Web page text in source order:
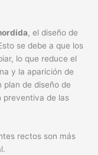
, el diseño de
se debe a que los
lo que reduce el
y la aparición de
plan de diseño de
preventiva de las
rectos son más